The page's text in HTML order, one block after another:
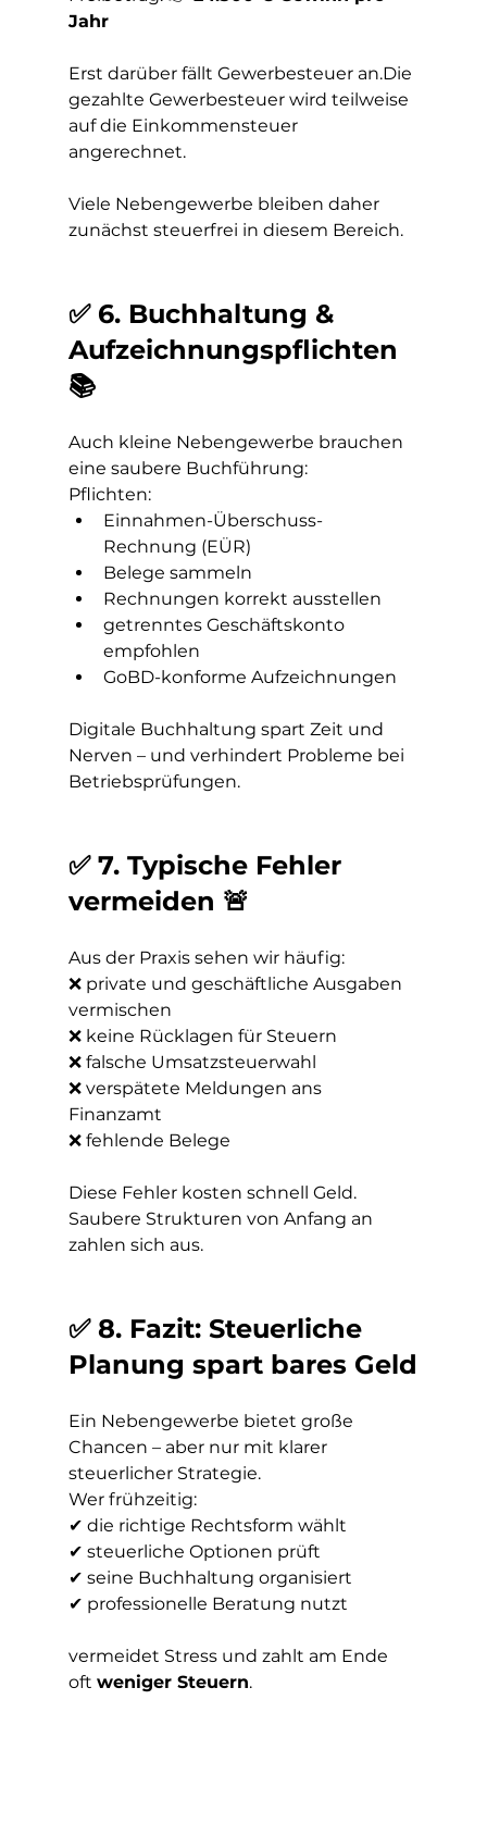
Jahr
Erst darüber fällt Gewerbesteuer an.Die
gezahlte Gewerbesteuer wird teilweise
auf die Einkommensteuer
angerechnet.
Viele Nebengewerbe bleiben daher
zunächst steuerfrei in diesem Bereich.
✅ 6. Buchhaltung &
Aufzeichnungspflichten
📚
Auch kleine Nebengewerbe brauchen
eine saubere Buchführung:
Pflichten:
Einnahmen-Überschuss-
Rechnung (EÜR)
Belege sammeln
Rechnungen korrekt ausstellen
getrenntes Geschäftskonto
empfohlen
GoBD-konforme Aufzeichnungen
Digitale Buchhaltung spart Zeit und
Nerven – und verhindert Probleme bei
Betriebsprüfungen.
✅ 7. Typische Fehler
vermeiden 🚨
Aus der Praxis sehen wir häufig:
❌ private und geschäftliche Ausgaben
vermischen
❌ keine Rücklagen für Steuern
❌ falsche Umsatzsteuerwahl
❌ verspätete Meldungen ans
Finanzamt
❌ fehlende Belege
Diese Fehler kosten schnell Geld.
Saubere Strukturen von Anfang an
zahlen sich aus.
✅ 8. Fazit: Steuerliche
Planung spart bares Geld
Ein Nebengewerbe bietet große
Chancen – aber nur mit klarer
steuerlicher Strategie.
Wer frühzeitig:
✔ die richtige Rechtsform wählt
✔ steuerliche Optionen prüft
✔ seine Buchhaltung organisiert
✔ professionelle Beratung nutzt
vermeidet Stress und zahlt am Ende
oft weniger Steuern.